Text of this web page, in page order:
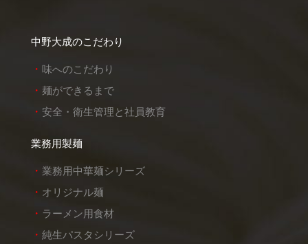
中野大成のこだわり
味へのこだわり
麺ができるまで
安全・衛生管理と社員教育
業務用製麺
業務用中華麺シリーズ
オリジナル麺
ラーメン用食材
純生パスタシリーズ